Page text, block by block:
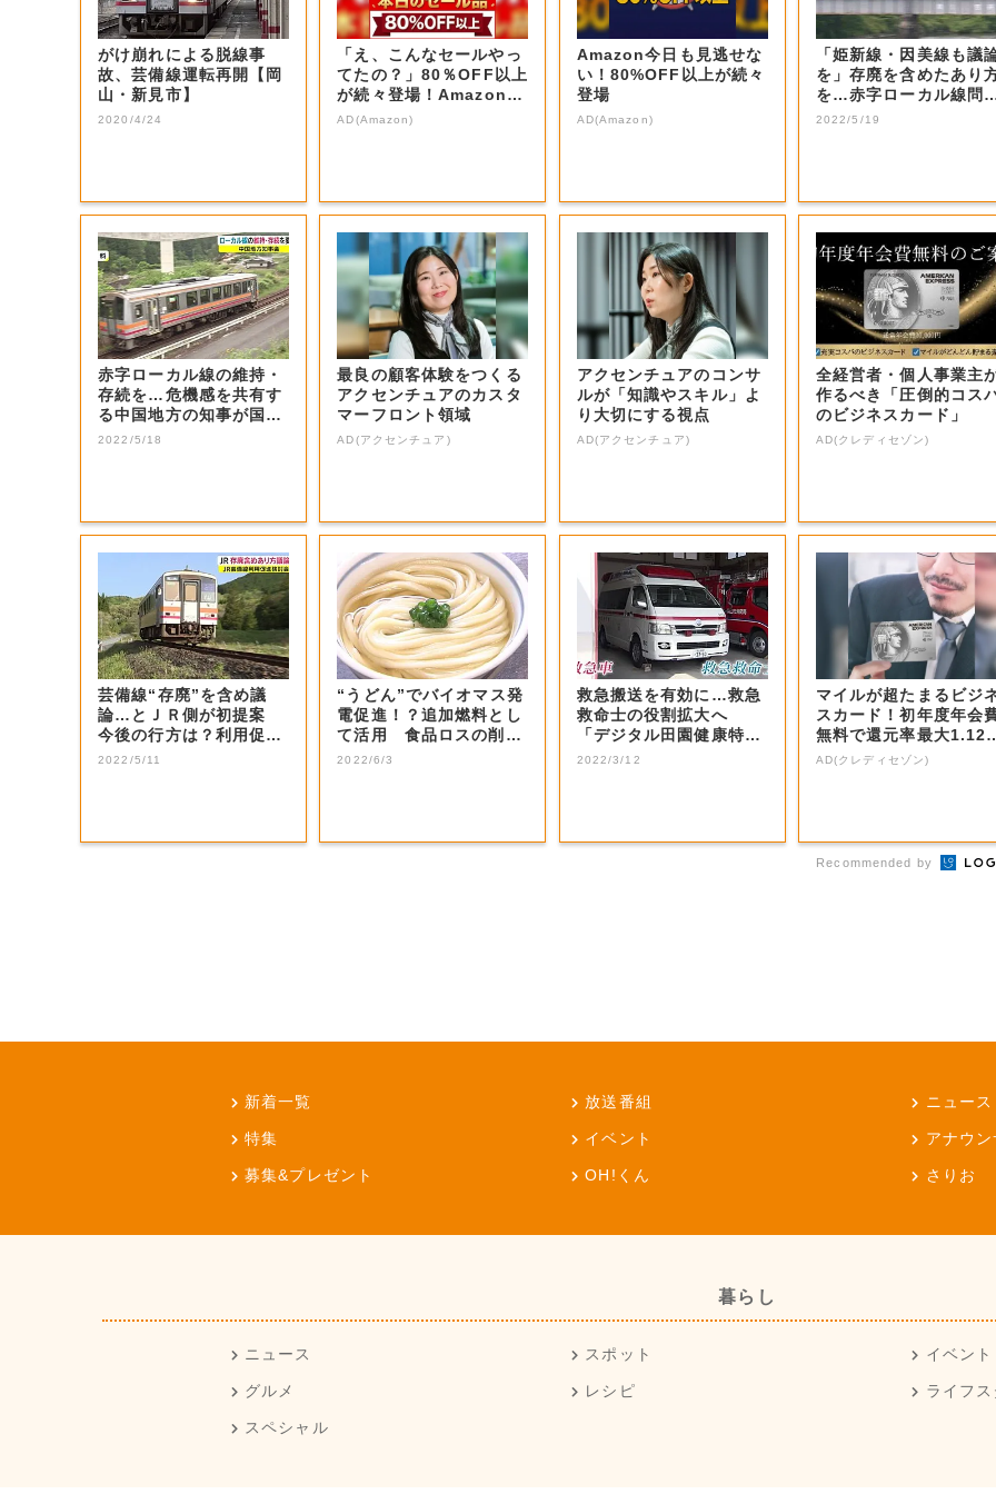
がけ崩れによる脱線事
故、芸備線運転再開【岡
山・新見市】
2020/4/24
「え、こんなセールやっ
てたの？」80％OFF以上
が続々登場！Amazonの
本気が...
AD(Amazon)
Amazon今日も見逃せな
い！80%OFF以上が続々
登場
AD(Amazon)
「姫新線・因美線も議
を」存廃を含めたあり
を…赤字ローカル線問
題 ＪＲ西日本【...
2022/5/19
赤字ローカル線の維持・
存続を…危機感を共有す
る中国地方の知事が国へ
の要望を取りま...
2022/5/18
最良の顧客体験をつくる
アクセンチュアのカスタ
マーフロント領域
AD(アクセンチュア)
アクセンチュアのコンサ
ルが「知識やスキル」よ
り大切にする視点
AD(アクセンチュア)
全経営者・個人事業主
作るべき「圧倒的コス
のビジネスカード」
AD(クレディセゾン)
芸備線“存廃”を含め議
論…とＪＲ側が初提案
今後の行方は？利用促進
検討会議【岡山...
2022/5/11
“うどん”でバイオマス発
電促進！？追加燃料とし
て活用 食品ロスの削減
にも【香川・...
2022/6/3
救急搬送を有効に…救急
救命士の役割拡大へ
「デジタル田園健康特
区」指定の吉備中央...
2022/3/12
マイルが超たまるビジ
スカード！初年度年会
無料で還元率最大1.12
5%
AD(クレディセゾン)
Recommended by
新着一覧 放送番組 ニュース
特集 イベント アナウ
募集&プレゼント OH!くん さりお
暮らし
ニュース スポット イベント
グルメ レシピ ライフ
スペシャル